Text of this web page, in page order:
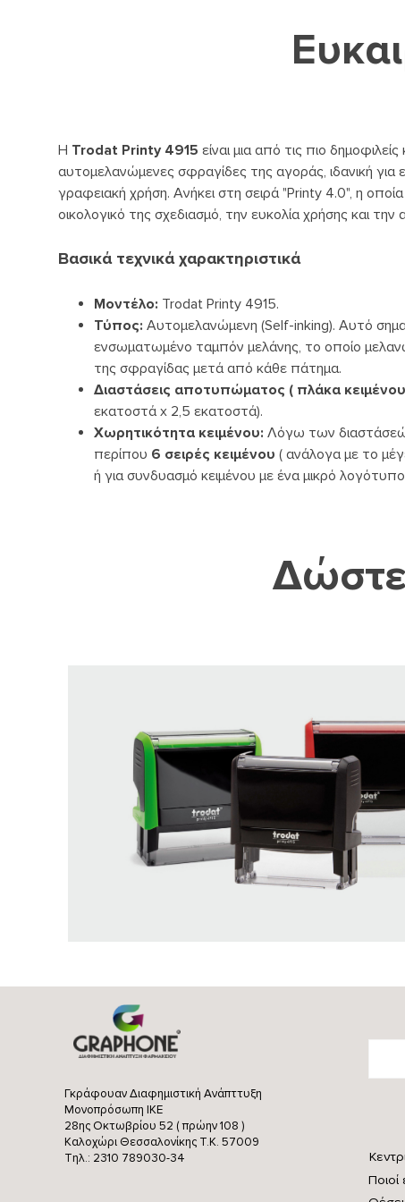
Η Trodat Printy 4915 είναι μια από τις πιο δημοφιλείς
αυτομελανώμενες σφραγίδες της αγοράς, ιδανική για
γραφειακή χρήση. Ανήκει στη σειρά "Printy 4.0", η οποία
οικολογικό της σχεδιασμό, την ευκολία χρήσης και την
Βασικά τεχνικά χαρακτηριστικά
Μοντέλο: Trodat Printy 4915.
Τύπος: Αυτομελανώμενη (Self-inking). Αυτό
ενσωματωμένο ταμπόν μελάνης, το οποίο
της σφραγίδας μετά από κάθε πάτημα.
Διαστάσεις αποτυπώματος ( πλάκα
εκατοστά x 2,5 εκατοστά).
Χωρητικότητα κειμένου: Λόγω των διαστάσεών
περίπου 6 σειρές κειμένου ( ανάλογα με το
ή για συνδυασμό κειμένου με ένα μικρό
Γκράφουαν Διαφημιστική Ανάπττυξη
Μονοπρόσωπη ΙΚΕ
28ης Οκτωβρίου 52 ( πρώην 108 )
Καλοχώρι Θεσσαλονίκης Τ.Κ. 57009
Τηλ.: 2310 789030-34
Ποιοί